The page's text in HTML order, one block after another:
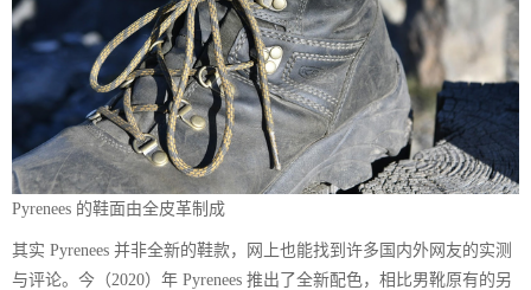
Pyrenees 的鞋面由全皮革制成
其实 Pyrenees 并非全新的鞋款，网上也能找到许多国内外网友的实测
与评论。今（2020）年 Pyrenees 推出了全新配色，相比男靴原有的另